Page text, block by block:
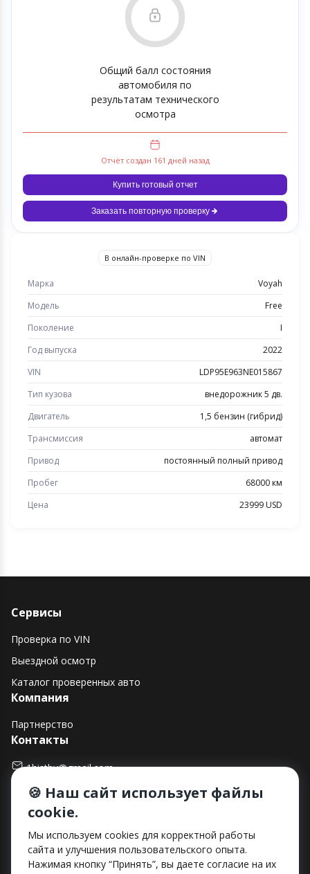
Общий балл состояния
автомобиля по
результатам технического
осмотра
Отчёт создан 161 дней назад
Купить готовый отчет
Заказать повторную проверку
В онлайн-проверке по VIN
Марка
Voyah
Модель
Free
Поколение
I
Год выпуска
2022
VIN
LDP95E963NE015867
Тип кузова
внедорожник 5 дв.
Двигатель
1,5 бензин (гибрид)
Трансмиссия
автомат
Привод
постоянный полный привод
Пробег
68000 км
Цена
23999 USD
Сервисы
Проверка по VIN
Выездной осмотр
Каталог проверенных авто
Компания
Партнерство
Контакты
1histby@gmail.com
+375 (29) 182-90-00
г. Минск, ул. Макаенка, д. 12Е, пом. 282
Способы оплаты
🍪 Наш сайт использует файлы
cookie.
Мы используем cookies для корректной работы
сайта и улучшения пользовательского опыта.
Нажимая кнопку “Принять”, вы даете согласие на их